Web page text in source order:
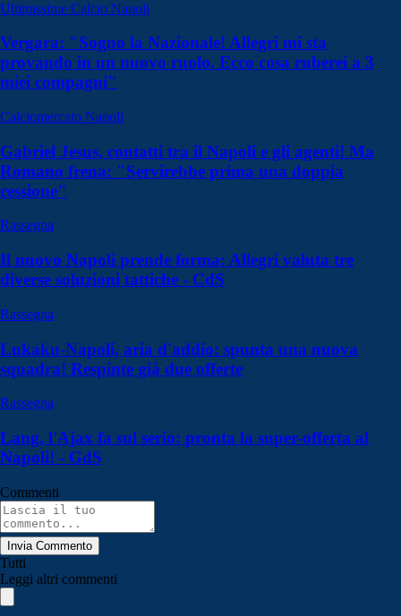
Ultimissime Calcio Napoli
Vergara: "Sogno la Nazionale! Allegri mi sta
provando in un nuovo ruolo. Ecco cosa ruberei a 3
miei compagni"
Calciomercato Napoli
Gabriel Jesus, contatti tra il Napoli e gli agenti! Ma
Romano frena: "Servirebbe prima una doppia
cessione"
Rassegna
Il nuovo Napoli prende forma: Allegri valuta tre
diverse soluzioni tattiche - CdS
Rassegna
Lukaku-Napoli, aria d'addio: spunta una nuova
squadra! Respinte già due offerte
Rassegna
Lang, l'Ajax fa sul serio: pronta la super-offerta al
Napoli! - GdS
Commenti
Invia Commento
Tutti
Leggi altri commenti